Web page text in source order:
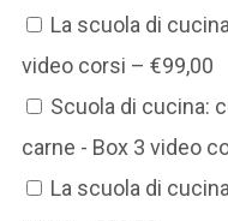
La scuola di
video corsi – €99,00
Scuola di cucina:
carne - Box 3 video
La scuola di